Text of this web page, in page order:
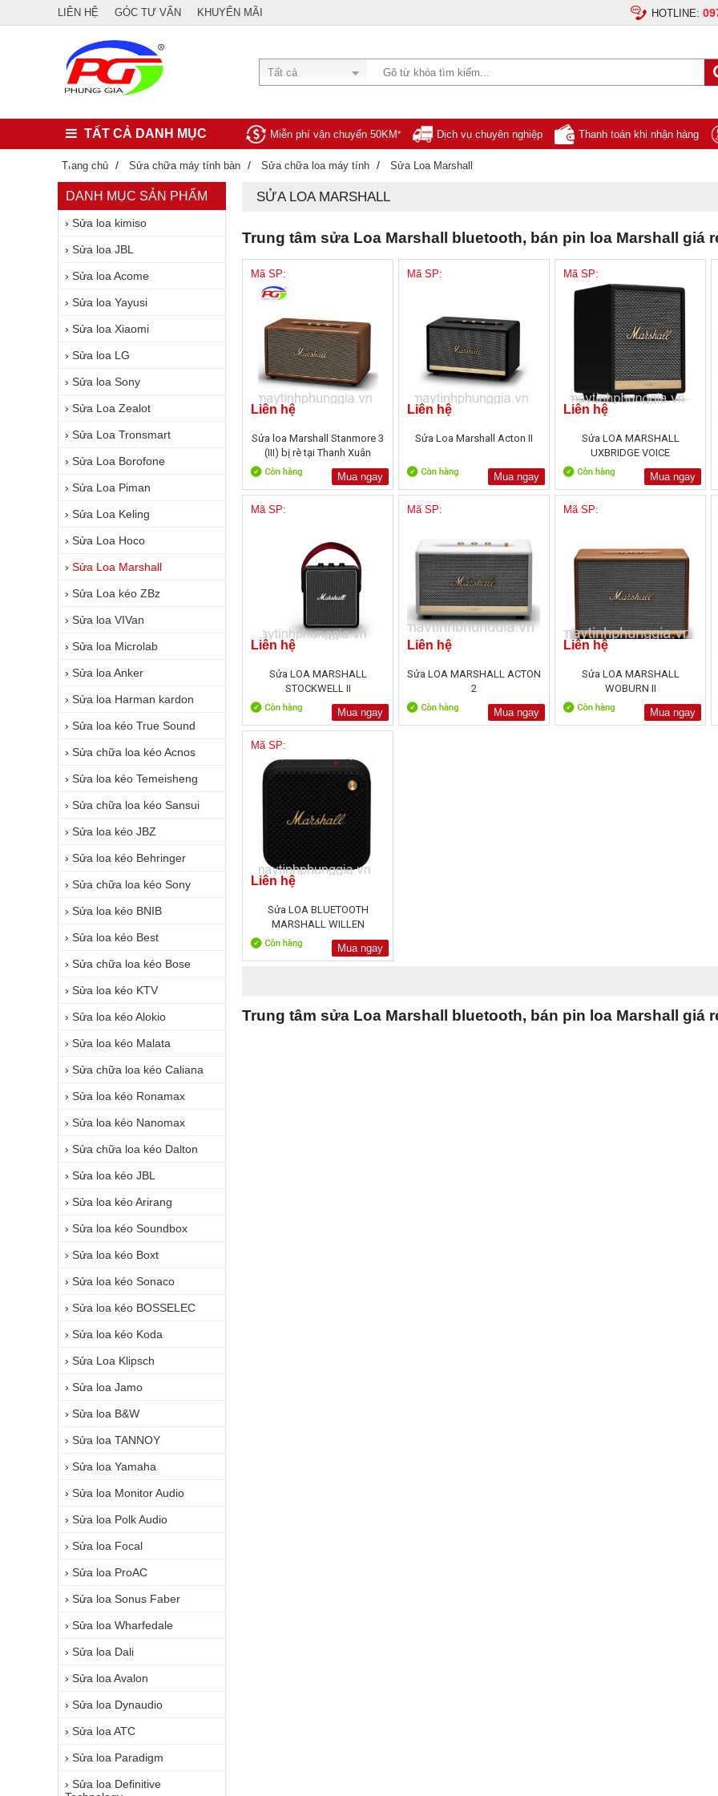
LIÊN HỆ GÓC TƯ VẤN KHUYẾN MÃI HOTLINE:
Tất cả
TẤT CẢ DANH MỤC Miễn phí vận chuyển 50KM* Dịch vụ chuyên nghiệp Thanh toán khi nhận hàng
Trang chủ / Sửa chữa máy tính bàn / Sửa chữa loa máy tính / Sửa Loa Marshall
DANH MỤC SẢN PHẨM
› Sửa loa kimiso
› Sửa loa JBL
› Sửa loa Acome
› Sửa loa Yayusi
› Sửa loa Xiaomi
› Sửa loa LG
› Sửa loa Sony
› Sửa Loa Zealot
› Sửa Loa Tronsmart
› Sửa Loa Borofone
› Sửa Loa Piman
› Sửa Loa Keling
› Sửa Loa Hoco
› Sửa Loa Marshall
› Sửa Loa kéo ZBz
› Sửa loa VIVan
› Sửa loa Microlab
› Sửa loa Anker
› Sửa loa Harman kardon
› Sửa loa kéo True Sound
› Sửa chữa loa kéo Acnos
› Sửa loa kéo Temeisheng
› Sửa chữa loa kéo Sansui
› Sửa loa kéo JBZ
› Sửa loa kéo Behringer
› Sửa chữa loa kéo Sony
› Sửa loa kéo BNIB
› Sửa loa kéo Best
› Sửa chữa loa kéo Bose
› Sửa loa kéo KTV
› Sửa loa kéo Alokio
› Sửa loa kéo Malata
› Sửa chữa loa kéo Caliana
› Sửa loa kéo Ronamax
› Sửa loa kéo Nanomax
› Sửa chữa loa kéo Dalton
› Sửa loa kéo JBL
› Sửa loa kéo Arirang
› Sửa loa kéo Soundbox
› Sửa loa kéo Boxt
› Sửa loa kéo Sonaco
› Sửa loa kéo BOSSELEC
› Sửa loa kéo Koda
› Sửa Loa Klipsch
› Sửa loa Jamo
› Sửa loa B&W
› Sửa loa TANNOY
› Sửa loa Yamaha
› Sửa loa Monitor Audio
› Sửa loa Polk Audio
› Sửa loa Focal
› Sửa loa ProAC
› Sửa loa Sonus Faber
› Sửa loa Wharfedale
› Sửa loa Dali
› Sửa loa Avalon
› Sửa loa Dynaudio
› Sửa loa ATC
› Sửa loa Paradigm
› Sửa loa Definitive
SỬA LOA MARSHALL
Trung tâm sửa Loa Marshall bluetooth, bán pin loa Marshall giá
Mã SP:
Liên hệ
Sửa loa Marshall Stanmore 3
(III) bị rè tại Thanh Xuân
Mua ngay
Mã SP:
Liên hệ
Sửa Loa Marshall Acton II
Mua ngay
Mã SP:
Liên hệ
Sửa LOA MARSHALL
UXBRIDGE VOICE
Mua ngay
Mã SP:
Liên hệ
Sửa LOA MARSHALL
STOCKWELL II
Mua ngay
Mã SP:
Liên hệ
Sửa LOA MARSHALL ACTON
2
Mua ngay
Mã SP:
Liên hệ
Sửa LOA MARSHALL
WOBURN II
Mua ngay
Mã SP:
Liên hệ
Sửa LOA BLUETOOTH
MARSHALL WILLEN
Mua ngay
Trung tâm sửa Loa Marshall bluetooth, bán pin loa Marshall giá